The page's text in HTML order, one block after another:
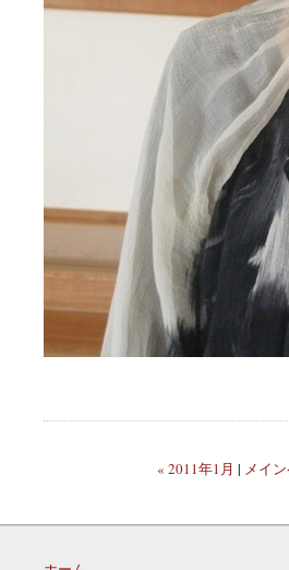
« 2011年1月 | メイ